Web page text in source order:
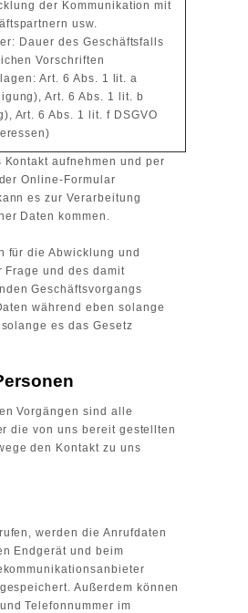
der Kommunikation mit
usw.
Dauer des Geschäftsfalls
Vorschriften
Art. 6 Abs. 1 lit. a
Art. 6 Abs. 1 lit. b
Art. 6 Abs. 1 lit. f DSGVO
Kontakt aufnehmen und per
Online-Formular
es zur Verarbeitung
Daten kommen.
für die Abwicklung und
Frage und des damit
Geschäftsvorgangs
während eben solange
es das Gesetz
Vorgängen sind alle
die von uns bereit gestellten
den Kontakt zu uns
werden die Anrufdaten
Endgerät und beim
Außerdem können
Telefonnummer im